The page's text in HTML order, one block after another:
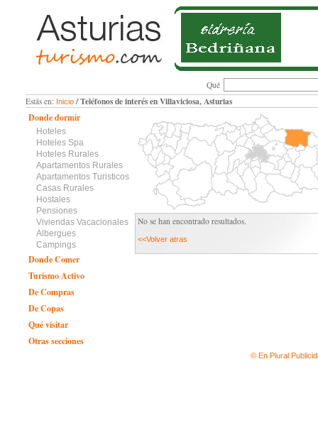
Qué
Estás en: Inicio/ Teléfonos de interés en Villaviciosa, Asturias
Donde dormir
Hoteles
Hoteles Spa
Hoteles Rurales
Apartamentos Rurales
Apartamentos Turisticos
Casas Rurales
Hostales
Pensiones
Viviendas Vacacionales
Albergues
Campings
Donde Comer
Turismo Activo
De Compras
De Copas
Qué visitar
Otras secciones
No se han encontrado resultados.
<<Volver atras
© En Plural